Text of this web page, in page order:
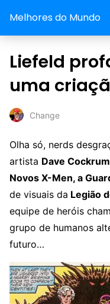
Melhores do Mundo
Liefeld
uma
Change
Olha só, nerds
artista Dave Cockrum
Novos X-Men, a
de visuais da Legião
equipe de heróis
grupo de humanos
futuro…